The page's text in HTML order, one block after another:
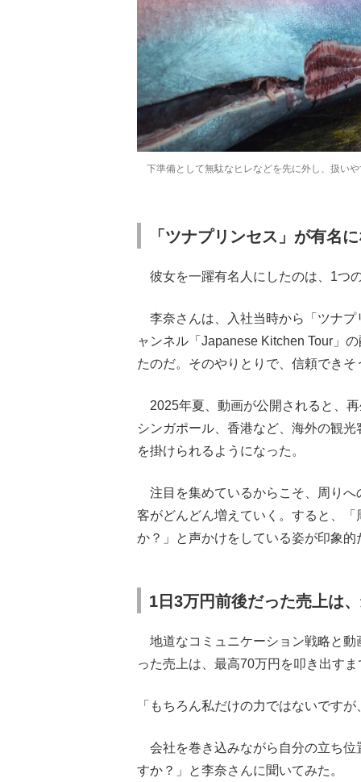
下準備として無駄なヒレなどを先に外し、扱い
「ツナプリンセス」が有名
彼女を一躍有名人にしたのは、1つ
李奈さんは、入社当時から「ツナプ
ャンネル「Japanese Kitchen Tour」
たのだ。そのやりとりで、信頼でき
2025年夏、動画が公開されると、
シンガポール、香港など、海外の観
を掛けられるようになった。
注目を集めているからこそ、周りへ
客がどんどん増えていく。すると、
か？」と声かけをしている姿が印象的
1日3万円前後だった売上は
地道なコミュニケーション戦略と動
った売上は、最高70万円を叩き出す
「もちろん私だけの力ではないです
会社を巻き込みながら自分の立ち位
すか？」と李奈さんに聞いてみた。